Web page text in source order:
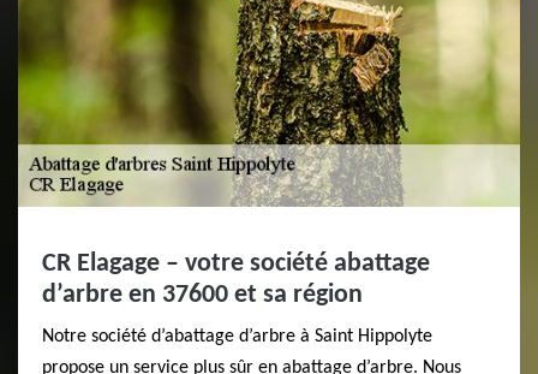
CR Elagage – votre société abattage
d’arbre en 37600 et sa région
Notre société d’abattage d’arbre à Saint Hippolyte
propose un service plus sûr en abattage d’arbre. Nous